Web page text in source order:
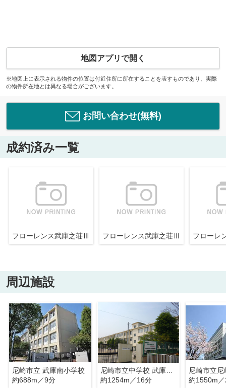
地図アプリで開く
※地図上に表示される物件の位置は付近住所に所在することを表すものであり、実際
の物件所在地とは異なる場合がございます。
お問い合わせ(無料)
成約済み一覧
フローレンス武庫之荘Ⅲ フローレンス武庫之荘Ⅲ フローレ
周辺施設
尼崎市立 武庫南小学校
約688m／9分
尼崎市立中学校 武庫中学校
約1254m／16分
尼崎市立尼
約1550m